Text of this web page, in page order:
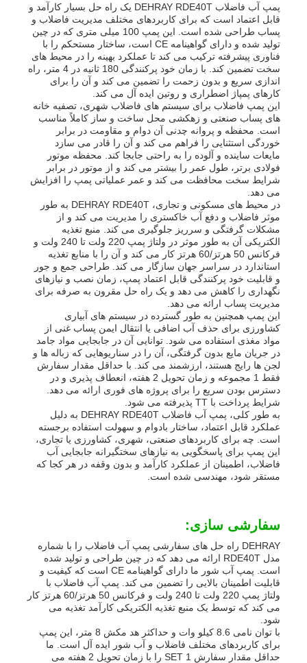
پمپ آب فاضلاب DEHRAY RDE40T یک راه حل بسیار کارآمد و
قابل اعتماد است که برای کاربردهای مختلف مدیریت فاضلاب و
پساب طراحی شده است. این پمپ 100 میلی متری که در چین
تولید شده و دارای گواهینامه CE است، ساختار مستحکم را با
فناوری پیشرفته ترکیب می کند تا عملکرد بهینه را در محیط های
سخت تضمین کند. با زمان خود پرکنندگی 180 ثانیه در 4 متر، راه
اندازی سریع و بدون زحمت را تضمین می کند و آن را برای
کارهای پمپاژ اضطراری و روتین ایده آل می کند.
این پمپ فاضلاب برای سیستم های فاضلاب شهری، تصفیه خانه
های پساب صنعتی و زهکشی محل ساخت و ساز کاملاً مناسب
است. محفظه و پروانه چدنی آن دوام و مقاومت در برابر
خوردگی استثنایی را فراهم می کند و آن را قادر می سازد
مایعات ساینده و آلوده را به راحتی جابجا کند. محفظه موتور
فولادی برتر، طول عمر را بیشتر می کند و از موتور در برابر
شرایط سخت محافظت می کند و عمر عملیاتی پمپ را افزایش
می دهد.
در محیط های مسکونی و تجاری، DEHRAY RDE40T به طور
موثر فاضلاب و دفع آب خاکستری را مدیریت می کند و از
مشکلات گرفتگی و سرریز جلوگیری می کند. منبع تغذیه
الکتریکی آن به طور موثر در ولتاژ پمپ 220 ولت تا 240 ولت و
فرکانس 50 هرتز/60 هرتز کار می کند و آن را با منابع تغذیه
استاندارد در سراسر جهان سازگار می کند. طراحی جمع و جور
و قابلیت خود پرکنندگی قابل اعتماد پمپ، زمان نصب و نیازهای
نگهداری را کاهش می دهد و یک راه حل مقرون به صرفه برای
مدیریت پساب ارائه می دهد.
این پمپ همچنین به طور گسترده در سیستم های آبیاری
کشاورزی برای حذف آب اضافی یا انتقال ایمن پساب غنی از
مواد مغذی استفاده می شود. توانایی آن در جابجایی مواد جامد
در جریان مایع بدون گرفتگی، آن را در سناریوهایی که زباله ها و
لجن ها رایج هستند، ارزشمند می کند. با حداقل مقدار سفارش
فقط 1 مجموعه و زمان تحویل 2 هفته، انعطاف پذیری و در
دسترس بودن سریع را برای پروژه های فوری ارائه می دهد.
شرایط پرداخت با TT پذیرفته می شود.
به طور کلی، پمپ آب فاضلاب DEHRAY RDE40T به دلیل
عملکرد قابل اعتماد، ساختار بادوام و سهولت استفاده برجسته
است. چه برای کاربردهای صنعتی، شهری، کشاورزی یا تجاری،
این پمپ برای پاسخگویی به نیازهای سختگیرانه جابجایی آب
فاضلاب، اطمینان از عملکرد کارآمد و بدون وقفه در هر کجا که
مستقر شود، مهندسی شده است.
سفارشی سازی:
DEHRAY راه حل های سفارشی پمپ آب فاضلاب را با شماره
مدل RDE40T ارائه می دهد که در چین طراحی و تولید شده
است. پمپ آب شور ما دارای گواهینامه CE است که کیفیت و
قابلیت اطمینان بالایی را تضمین می کند. پمپ آب فاضلاب با
ولتاژ پمپ 220 ولت تا 240 ولت و فرکانس 50 هرتز/60 هرتز کار
می کند که توسط یک منبع تغذیه الکتریکی کارآمد تغذیه می
شود.
با توان نامی 8.6 کیلو وات و حداکثر هد مکش 8 متر، این پمپ
برای کاربردهای مختلف فاضلاب و آب شور ایده آل است. ما
حداقل مقدار سفارش 1 SET را با زمان تحویل 2 هفته می